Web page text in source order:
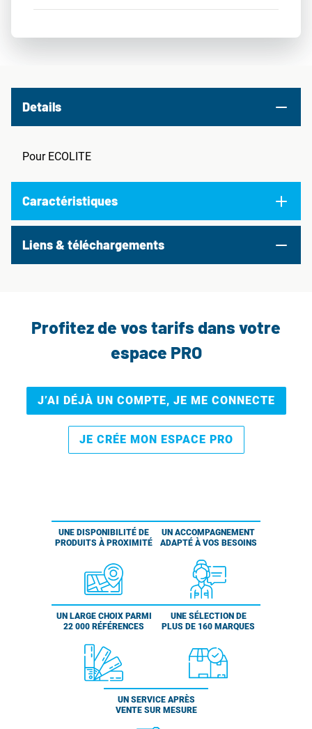
Details
Pour ECOLITE
Caractéristiques
Liens & téléchargements
Profitez de vos tarifs dans votre
espace PRO
J’AI DÉJÀ UN COMPTE, JE ME CONNECTE
JE CRÉE MON ESPACE PRO
UNE DISPONIBILITÉ DE
PRODUITS À PROXIMITÉ
UN ACCOMPAGNEMENT
ADAPTÉ À VOS BESOINS
UN LARGE CHOIX PARMI
22 000 RÉFÉRENCES
UNE SÉLECTION DE
PLUS DE 160 MARQUES
UN SERVICE APRÈS
VENTE SUR MESURE